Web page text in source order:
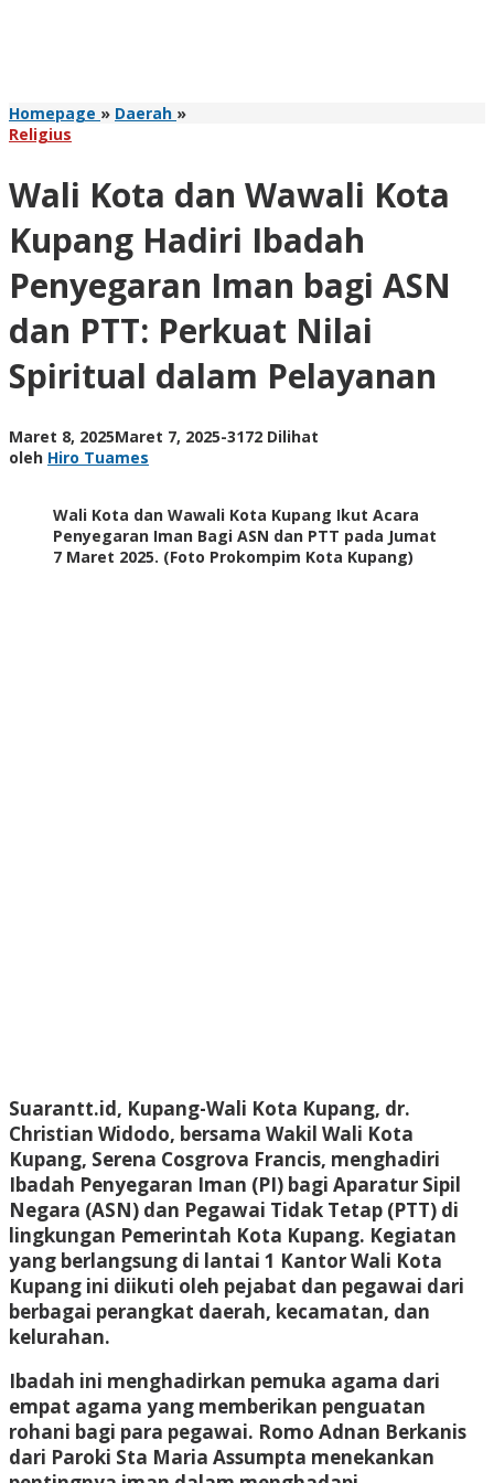
Homepage » Daerah »Wali
Kota
Hadiri
Ibadah
Penyegaran
Iman
bagi
ASN
dan
PTT:
Nilai
Spiritual
Religius
Wali Kota dan Wawali Kota
Kupang Hadiri Ibadah
Penyegaran Iman bagi ASN
dan PTT: Perkuat Nilai
Spiritual dalam Pelayanan
Maret 8, 2025Maret 7, 2025oleh
-3172 Dilihat
oleh Hiro Tuames
Wali Kota dan Wawali Kota Kupang Ikut Acara
Penyegaran Iman Bagi ASN dan PTT pada Jumat
7 Maret 2025. (Foto Prokompim Kota Kupang)
Suarantt.id, Kupang-Wali Kota Kupang, dr.
Christian Widodo, bersama Wakil Wali Kota
Kupang, Serena Cosgrova Francis, menghadiri
Ibadah Penyegaran Iman (PI) bagi Aparatur Sipil
Negara (ASN) dan Pegawai Tidak Tetap (PTT) di
lingkungan Pemerintah Kota Kupang. Kegiatan
yang berlangsung di lantai 1 Kantor Wali Kota
Kupang ini diikuti oleh pejabat dan pegawai dari
berbagai perangkat daerah, kecamatan, dan
kelurahan.
Ibadah ini menghadirkan pemuka agama dari
empat agama yang memberikan penguatan
rohani bagi para pegawai. Romo Adnan Berkanis
dari Paroki Sta Maria Assumpta menekankan